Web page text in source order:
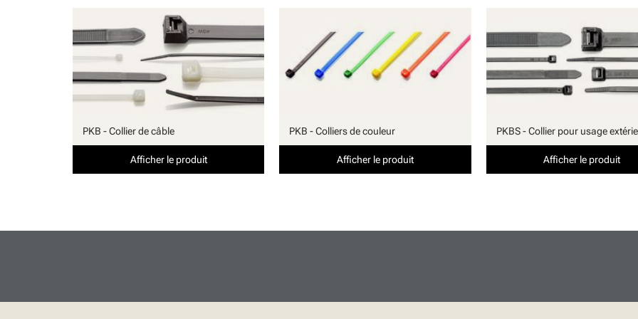
PKB - Collier de câble
Afficher le produit
PKB - Colliers de couleur
Afficher le produit
PKBS - Collier pour usage
Afficher le produit